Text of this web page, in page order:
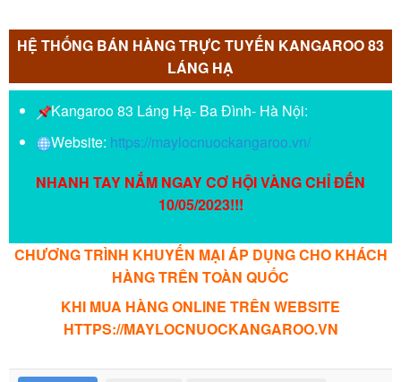
HỆ THỐNG BÁN HÀNG TRỰC TUYẾN KANGAROO 83
LÁNG HẠ
Kangaroo 83 Láng Hạ- Ba Đình- Hà Nội:
Website: https://maylocnuockangaroo.vn/
NHANH TAY NẮM NGAY CƠ HỘI VÀNG CHỈ ĐẾN
10/05/2023!!!
CHƯƠNG TRÌNH KHUYẾN MẠI ÁP DỤNG CHO KHÁCH
HÀNG TRÊN TOÀN QUỐC
KHI MUA HÀNG ONLINE TRÊN WEBSITE
HTTPS://MAYLOCNUOCKANGAROO.VN